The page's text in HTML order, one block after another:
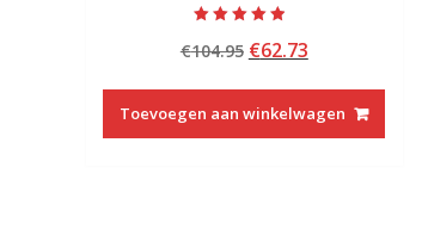
met
4.50
€104.95 Oorspronkelijke
was:
€104.95.
€62.73Huidige
€62.73.
Toevoegen aan winkelwagen